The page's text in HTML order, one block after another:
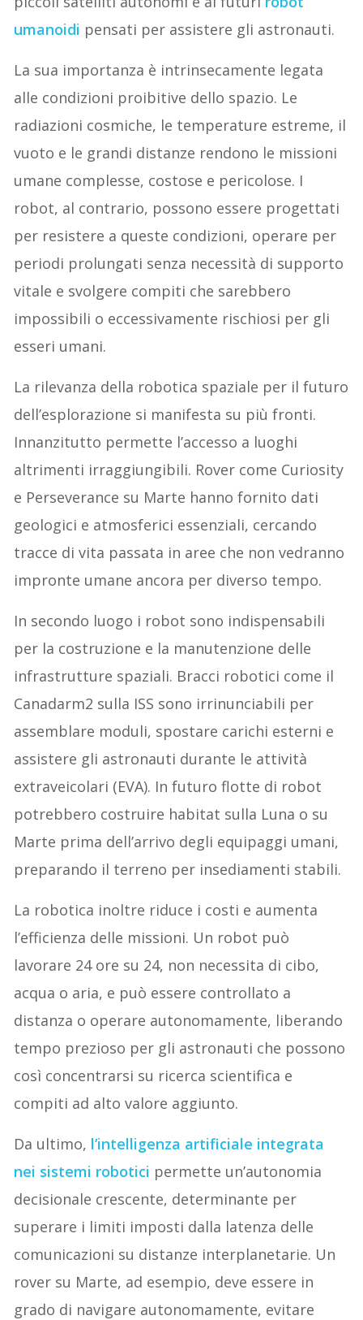
umanoidi pensati per assistere gli astronauti.
La sua importanza è intrinsecamente legata
alle condizioni proibitive dello spazio. Le
radiazioni cosmiche, le temperature estreme, il
vuoto e le grandi distanze rendono le missioni
umane complesse, costose e pericolose. I
robot, al contrario, possono essere progettati
per resistere a queste condizioni, operare per
periodi prolungati senza necessità di supporto
vitale e svolgere compiti che sarebbero
impossibili o eccessivamente rischiosi per gli
esseri umani.
La rilevanza della robotica spaziale per il futuro
dell’esplorazione si manifesta su più fronti.
Innanzitutto permette l’accesso a luoghi
altrimenti irraggiungibili. Rover come Curiosity
e Perseverance su Marte hanno fornito dati
geologici e atmosferici essenziali, cercando
tracce di vita passata in aree che non vedranno
impronte umane ancora per diverso tempo.
In secondo luogo i robot sono indispensabili
per la costruzione e la manutenzione delle
infrastrutture spaziali. Bracci robotici come il
Canadarm2 sulla ISS sono irrinunciabili per
assemblare moduli, spostare carichi esterni e
assistere gli astronauti durante le attività
extraveicolari (EVA). In futuro flotte di robot
potrebbero costruire habitat sulla Luna o su
Marte prima dell’arrivo degli equipaggi umani,
preparando il terreno per insediamenti stabili.
La robotica inoltre riduce i costi e aumenta
l’efficienza delle missioni. Un robot può
lavorare 24 ore su 24, non necessita di cibo,
acqua o aria, e può essere controllato a
distanza o operare autonomamente, liberando
tempo prezioso per gli astronauti che possono
così concentrarsi su ricerca scientifica e
compiti ad alto valore aggiunto.
Da ultimo, l’intelligenza artificiale integrata
nei sistemi robotici permette un’autonomia
decisionale crescente, determinante per
superare i limiti imposti dalla latenza delle
comunicazioni su distanze interplanetarie. Un
rover su Marte, ad esempio, deve essere in
grado di navigare autonomamente, evitare